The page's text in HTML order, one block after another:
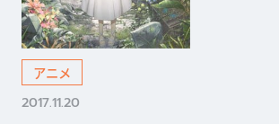
アニメ
2017.11.20